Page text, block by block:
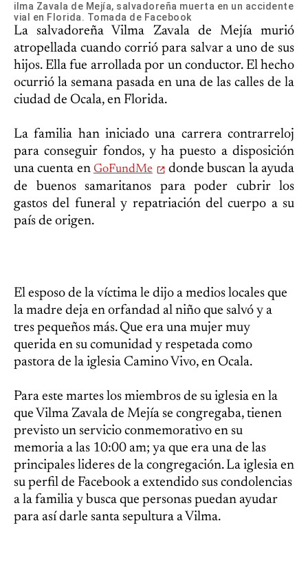
ilma Zavala de Mejía, salvadoreña muerta en un accidente
vial en Florida. Tomada de Facebook
La salvadoreña Vilma Zavala de Mejía murió
atropellada cuando corrió para salvar a uno de sus
hijos. Ella fue arrollada por un conductor. El hecho
ocurrió la semana pasada en una de las calles de la
ciudad de Ocala, en Florida.
La familia han iniciado una carrera contrarreloj
para conseguir fondos, y ha puesto a disposición
una cuenta en GoFundMe
donde buscan la ayuda
de buenos samaritanos para poder cubrir los
gastos del funeral y repatriación del cuerpo a su
país de origen.
El esposo de la víctima le dijo a medios locales que
la madre deja en orfandad al niño que salvó y a
tres pequeños más. Que era una mujer muy
querida en su comunidad y respetada como
pastora de la iglesia Camino Vivo, en Ocala.
Para este martes los miembros de su iglesia en la
que Vilma Zavala de Mejía se congregaba, tienen
previsto un servicio conmemorativo en su
memoria a las 10:00 am; ya que era una de las
principales lideres de la congregación. La iglesia en
su perfil de Facebook a extendido sus condolencias
a la familia y busca que personas puedan ayudar
para así darle santa sepultura a Vilma.